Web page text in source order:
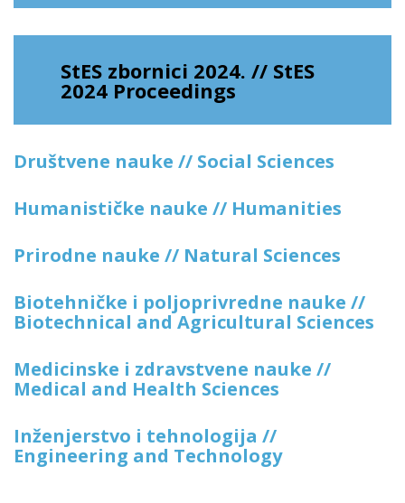
StES zbornici 2024. // StES
2024 Proceedings
Društvene nauke // Social Sciences
Humanističke nauke // Humanities
Prirodne nauke // Natural Sciences
Biotehničke i poljoprivredne nauke //
Biotechnical and Agricultural Sciences
Medicinske i zdravstvene nauke //
Medical and Health Sciences
Inženjerstvo i tehnologija //
Engineering and Technology